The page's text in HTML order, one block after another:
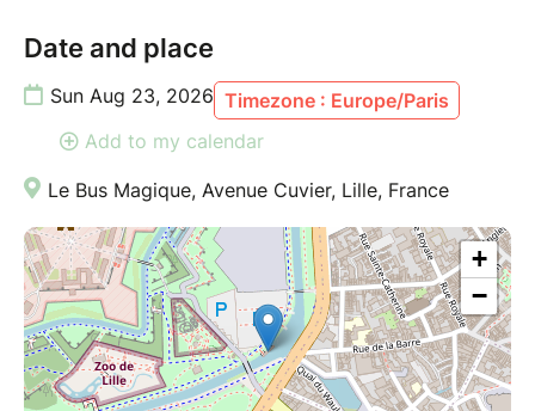
Date and place
Sun Aug 23, 2026 Timezone : Europe/Paris
Add to my calendar
Le Bus Magique, Avenue Cuvier, Lille, France
+
−